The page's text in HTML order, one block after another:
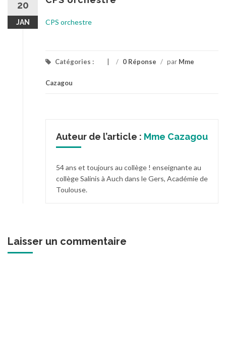
20
JAN CPS orchestre
Catégories : / 0 Réponse / par Mme
Cazagou
Auteur de l’article : Mme Cazagou
54 ans et toujours au collège ! enseignante au
collège Salinis à Auch dans le Gers, Académie de
Toulouse.
Laisser un commentaire